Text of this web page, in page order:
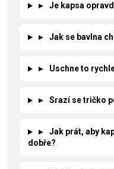
▸ Je kapsa
▸ Jak se bavlna
▸ Uschne to
▸ Srazí se tričko
▸
Jak prát, aby
dobře?